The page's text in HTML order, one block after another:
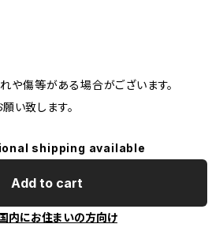
や傷等がある場合がございます。
い致します。
shipping available
Add to cart
内にお住まいの方向け